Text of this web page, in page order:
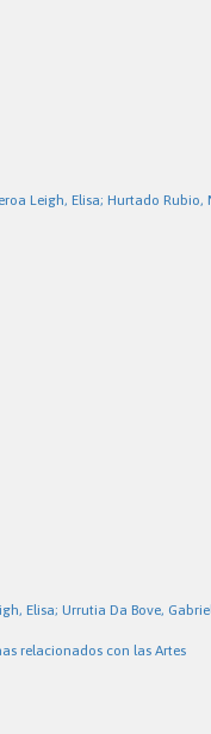
Leigh, Elisa; Hurtado
Elisa; Urrutia Da Bove,
relacionados con las Artes